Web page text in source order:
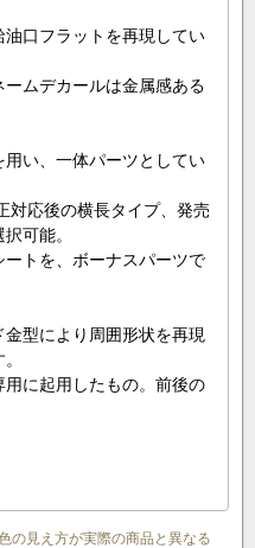
口フラットを再現してい
ムデカールは金属感ある
い、一体パーツとしてい
対応後の横長タイプ、発売
可能。
トを、ボーナスパーツで
型により周囲形状を再現
に起用したもの。前後の
の見え方が実際の商品と異なる